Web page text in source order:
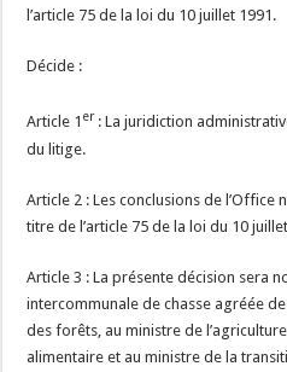
l’article 75 de la loi du 10 juillet 1991.
Décide :
Article 1 er : La juridiction
du litige.
Article 2 : Les conclusions de
titre de l’article 75 de la loi du 10
Article 3 : La présente décision sera
intercommunale de chasse agréée
des forêts, au ministre de
alimentaire et au ministre de la